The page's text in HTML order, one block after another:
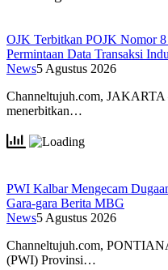
OJK Terbitkan POJK Nomor
Permintaan Data Transaksi
News5 Agustus 2026
Channeltujuh.com, JAKARTA
menerbitkan…
PWI Kalbar Mengecam
Gara-gara Berita MBG
News5 Agustus 2026
Channeltujuh.com,
(PWI) Provinsi…